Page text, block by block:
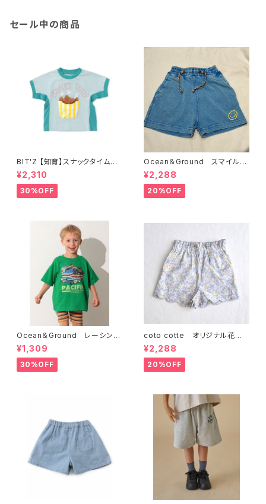
セール中の商品
BIT'Z 【知育】スナックタイム仕
掛けTシャツ 接触冷感 B307
046
¥2,310
30%OFF
Ocean＆Ground スマイルマ
ークショーツ 4537301
¥2,288
20%OFF
Ocean＆Ground レーシング
プリントTシャツ 4616116
¥1,309
30%OFF
coto cotte オリジナル花柄
スカラップ パンツ 722-5640
02
¥2,288
20%OFF